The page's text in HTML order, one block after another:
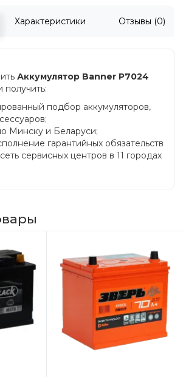
Характеристики Отзывы (0)
Аккумулятор Banner P7024
получить:
подбор аккумуляторов,
Минску и Беларуси;
гарантийных обязательств
сервисных центров в 11 городах